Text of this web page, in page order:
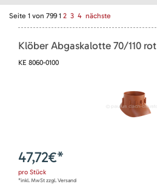
Seite 1 von 799 1 2 3 4 nächste
Klöber Abgaskalotte 70/110 rot
KE 8060-0100
47,72€*
pro Stück
*inkl. MwSt zzgl. Versand